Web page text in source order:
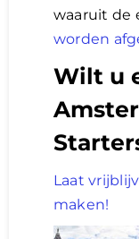
waaruit de
worden
Wilt u
Laat
maken!